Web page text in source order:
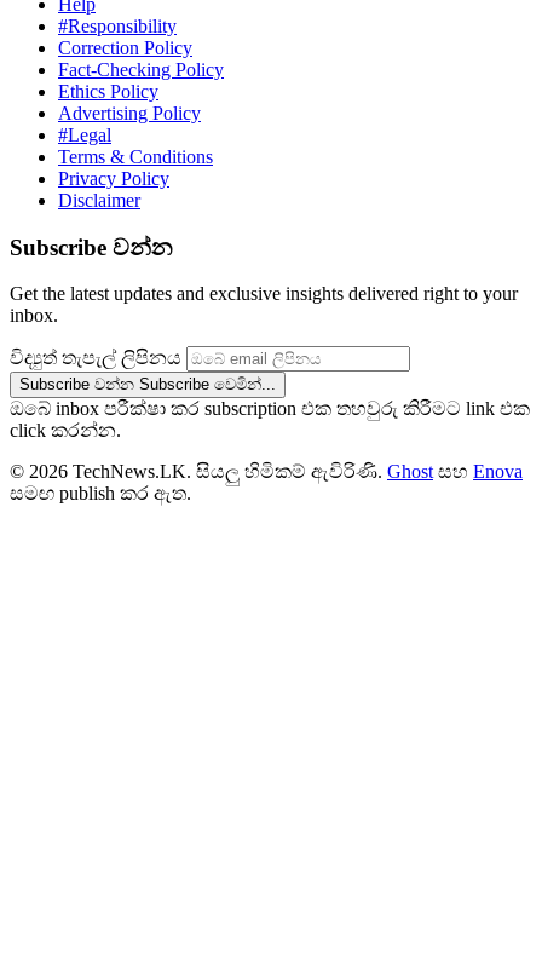
#Responsibility
Correction Policy
Fact-Checking Policy
Ethics Policy
Advertising Policy
#Legal
Terms & Conditions
Privacy Policy
Disclaimer
Subscribe වන්න
Get the latest updates and exclusive insights delivered right to your
inbox.
විද්‍යුත් තැපැල් ලිපිනය
Subscribe වන්න Subscribe වෙමින්...
ඔබේ inbox පරීක්ෂා කර subscription එක තහවුරු කිරීමට link එක
click කරන්න.
© 2026 TechNews.LK. සියලු හිමිකම් ඇවිරිණි. Ghost සහ Enova
සමඟ publish කර ඇත.